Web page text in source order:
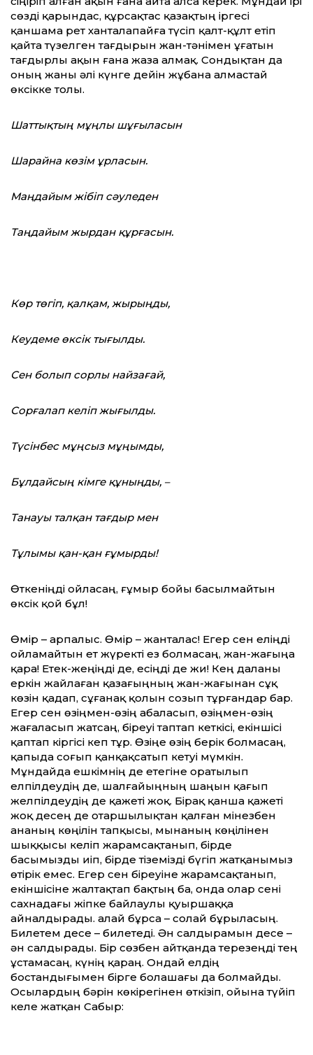
сөзді қарындас, құрсақтас қазақтың іргесі
қаншама рет ханталапайға түсіп қалт-құлт етіп
қайта түзелген тағдырын жан-тәнімен ұғатын
тағдырлы ақын ғана жаза алмақ. Сондықтан да
оның жаны әлі күнге дейін жұбана алмастай
өксікке толы.
Шаттықтың мұңлы шұғыласын
Шарайна көзім ұрласын.
Маңдайым жібіп сәуледен
Таңдайым жырдан құрғасын.
Көр төгіп, қалқам, жырыңды,
Кеудеме өксік тығылды.
Сен болып сорлы найзағай,
Сорғалап келіп жығылды.
Түсінбес мұңсыз мұңымды,
Бұлдайсың кімге құныңды, –
Танауы талқан тағдыр мен
Тұлымы қан-қан ғұмырды!
Өткеніңді ойласаң, ғұмыр бойы басылмайтын
өксік қой бұл!
Өмір – арпалыс. Өмір – жанталас! Егер сен еліңді
ойламайтын ет жүректі ез болмасаң, жан-жағыңа
қара! Етек-жеңіңді де, есіңді де жи! Кең даланы
еркін жайлаған қазағыңның жан-жағынан сұқ
көзін қадап, сұғанақ қолын созып тұрғандар бар.
Егер сен өзіңмен-өзің абаласып, өзіңмен-өзің
жағаласып жатсаң, біреуі таптап кеткісі, екіншісі
қаптап кіргісі кеп тұр. Өзіңе өзің берік болмасаң,
қапыда соғып қанқақсатып кетуі мүмкін.
Мұндайда ешкімнің де етегіне оратылып
елпілдеудің де, шалғайыңның шаңын қағып
желпілдеудің де қажеті жоқ. Бірақ қанша қажеті
жоқ десең де отаршылықтан қалған мінезбен
ананың көңілін тапқысы, мынаның көңілінен
шыққысы келіп жарамсақтанып, бірде
басымызды иіп, бірде тіземізді бүгіп жатқанымыз
өтірік емес. Егер сен біреуіне жарамсақтанып,
екіншісіне жалтақтап бақтың ба, онда олар сені
сахнадағы жіпке байлаулы қуыршаққа
айналдырады. Қалай бұрса – солай бұрыласың.
Билетем десе – билетеді. Ән салдырамын десе –
ән салдырады. Бір сөзбен айтқанда терезеңді тең
ұстамасаң, күнің қараң. Ондай елдің
бостандығымен бірге болашағы да болмайды.
Осылардың бәрін көкірегінен өткізіп, ойына түйіп
келе жатқан Сабыр: